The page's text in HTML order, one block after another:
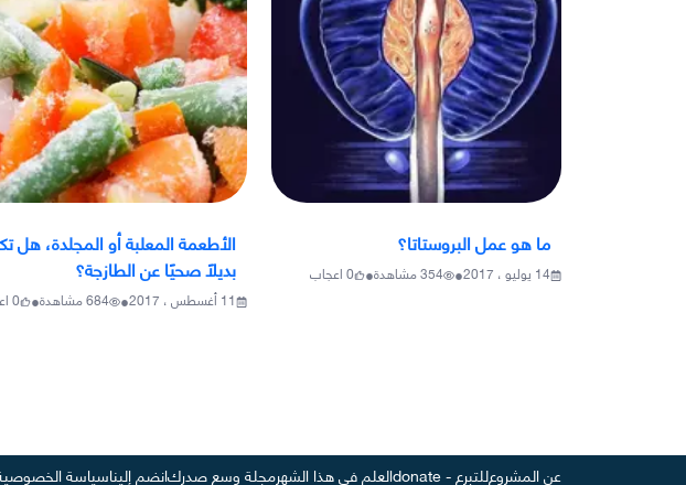
ما هو عمل البروستاتا؟
14 يوليو ، 2017 •
354مشاهدة•
0اعجاب
الأطعمة المعلبة أو المجلدة، هل
بديلًا صحيًا عن الطازجة؟
11 أغسطس ، 2017 •
684مشاهدة•
0
عن المشروعللتبرع - donate العلم في هذا الشهرمجلة وسع صدركانضم إليناسياسة